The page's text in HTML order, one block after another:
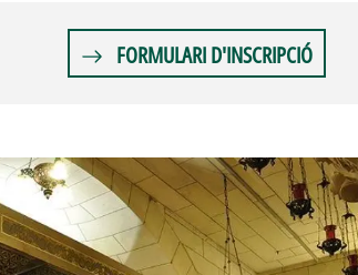
FORMULARI D'INSCRIPCIÓ